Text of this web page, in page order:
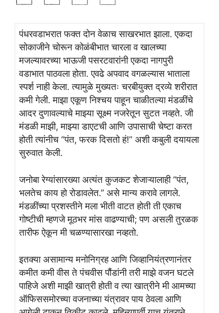
पंधरवडाभरात फक्त दोन वेळाच साखरभात झाला. एकदा
सोकाजीने चोरून कोळंबीभात चारला व खालच्या
मजल्यावरच्या भाऊजी पसरटवारांनी एकदा नागपुरी
वडाभात पाठवला होता. एवढे अपवाद वगळल्यास भाताला
स्पर्श नाही केला. त्यामुळे मुख्यतः चरबीयुक्त द्रव्ये शरीरात
कमी गेली. माझा एकूण निश्चय पाहून चाळीतल्या मंडळींचे
आदर दुणावल्याचे माझ्या सूक्ष्म नजरेतून सुटत नव्हते. जी
मंडळी माझी, माझ्या डाएटची आणि उपासाची चेष्टा करत
होती त्यांनीच “पंत, फरक दिसतो हं!” अशी कबुली दयायला
सुरुवात केली.
जनोबा रेग्यांसारख्या अत्यंत कुजकट शेजाऱ्यालाही “पंत,
भलतेच काय हो रोडावलेत.” असे मान्य करावे लागले.
मंडळींच्या प्रशस्तीने मला भीती वाटत होती ती एकाच
गोष्टीची म्हणजे मूठभर मांस वाढण्याची; पण असली तुरळक
तारीफ ऐकून मी चळण्यासारखा नव्हतो.
इतक्या असामान्य मनोनिग्रह आणि जिव्हानियंत्रणानंतर
कमीत कमी वीस ते पंचवीस पौंडांनी तरी माझे वजन घटले
पाहिजे अशी माझी खात्री होती व त्या खात्रीने मी आमच्या
ऑफिससमोरच्या वजनाच्या यंत्रावर पाय ठेवला आणि